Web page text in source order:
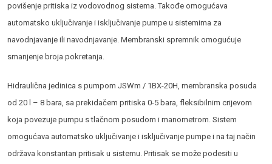
povišenje pritiska iz vodovodnog sistema. Takođe omogućava
automatsko uključivanje i isključivanje pumpe u sistemima za
navodnjavanje ili navodnjavanje. Membranski spremnik omogućuje
smanjenje broja pokretanja.
Hidraulična jedinica s pumpom JSWm / 1BX-20H, membranska posuda
od 20 l – 8 bara, sa prekidačem pritiska 0-5 bara, fleksibilnim crijevom
koja povezuje pumpu s tlačnom posudom i manometrom. Sistem
omogućava automatsko uključivanje i isključivanje pumpe i na taj način
održava konstantan pritisak u sistemu. Pritisak se može podesiti u